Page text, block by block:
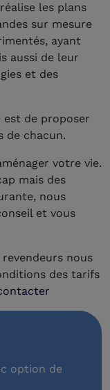
les plans
sur mesure
ayant
aussi de leur
et des
est de proposer
de chacun.
votre vie.
mais des
nous
et vous
nous
des tarifs
option de